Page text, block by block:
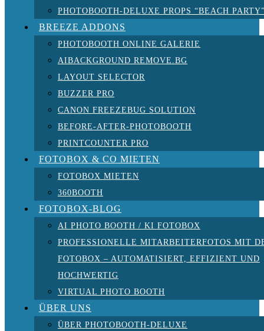
PHOTOBOOTH-DELUXE PROPS “BEACH
BREEZE ADDONS
PHOTOBOOTH ONLINE GALERIE
AIBACKGROUND REMOVE.BG
LAYOUT SELECTOR
BUZZER PRO
CANON FREEZEBUG SOLUTION
BEFORE-AFTER-PHOTOBOOTH
PRINTCOUNTER PRO
FOTOBOX & CO MIETEN
FOTOBOX MIETEN
360BOOTH
FOTOBOX-BLOG
AI PHOTO BOOTH / KI FOTOBOX
PROFESSIONELLE MITARBEITERFOTOS MIT
FOTOBOX – AUTOMATISIERT, EFFIZIENT UND
HOCHWERTIG
VIRTUAL PHOTO BOOTH
ÜBER UNS
ÜBER PHOTOBOOTH-DELUXE